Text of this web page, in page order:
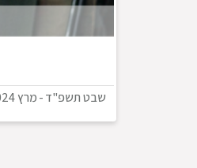
שבט תשפ"ד-מרץ 2024